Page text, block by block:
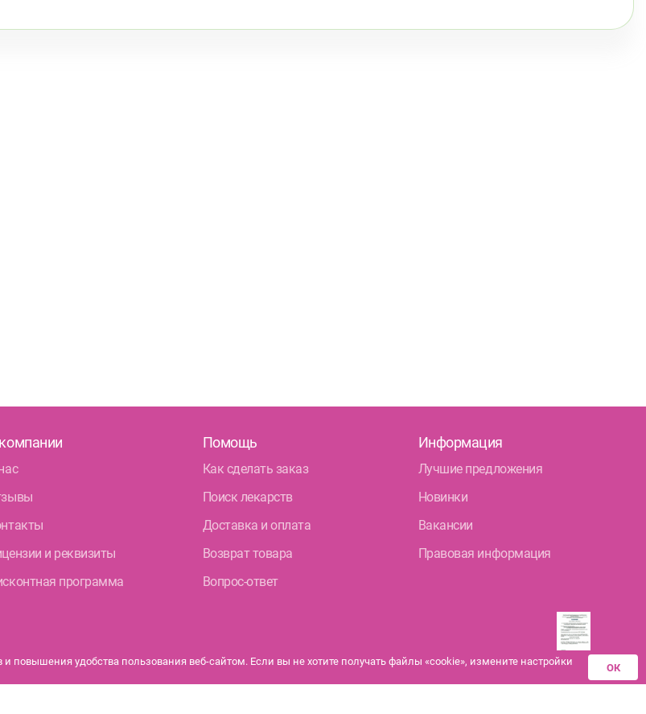
и реквизиты
программа
Помощь
Как сделать заказ
Поиск лекарств
Доставка и оплата
Возврат товара
Вопрос-ответ
Информация
Лучшие предложения
Новинки
Вакансии
Правовая информация
Разрешения аптек-
партнеров на
удобства пользования веб-сайтом. Если вы не хотите получать файлы «cookie», измените настройки
ОК